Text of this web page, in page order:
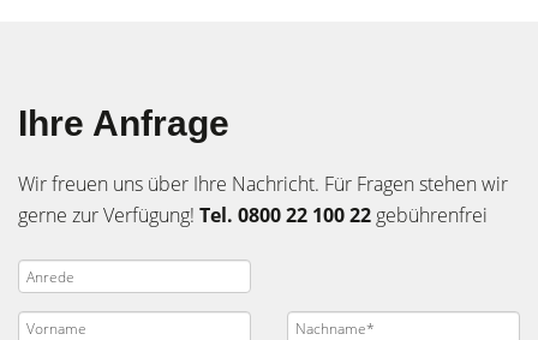
Ihre Anfrage
Wir freuen uns über Ihre Nachricht. Für Fragen stehen wir
gerne zur Verfügung! Tel. 0800 22 100 22 gebührenfrei